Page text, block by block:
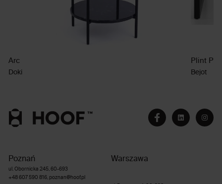
Arc
Doki
Plint PL
Bejot
Poznań
ul. Obornicka 245, 60-693
+48 607 590 816, poznan@hoof.pl
Warszawa